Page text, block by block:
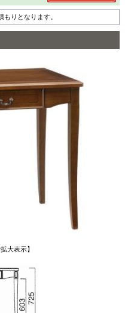
りとなります。
大表示】